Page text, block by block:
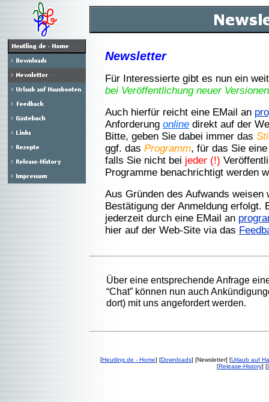
Newsletter
Für Interessierte gibt es nun ein
bei Veröffentlichung neuer
Auch hierfür reicht eine EMail an
Anforderung online direkt auf der
Bitte, geben Sie dabei immer das
ggf. das Programm, für das Sie
falls Sie nicht bei jeder (!)
Programme benachrichtigt werden
Aus Gründen des Aufwands
Bestätigung der Anmeldung erfolgt.
jederzeit durch eine EMail an
hier auf der Web-Site via das
Über eine entsprechende Anfrage
“Chat” können nun auch
dort) mit uns angefordert werden.
[Heutling.de - Home] [Downloads] [Newsletter] [Urlaub auf
[Release-History] [